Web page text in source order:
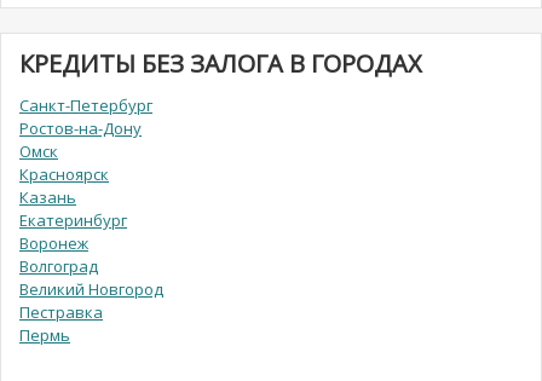
КРЕДИТЫ БЕЗ ЗАЛОГА В ГОРОДАХ
Санкт-Петербург
Ростов-на-Дону
Омск
Красноярск
Казань
Екатеринбург
Воронеж
Волгоград
Великий Новгород
Пестравка
Пермь